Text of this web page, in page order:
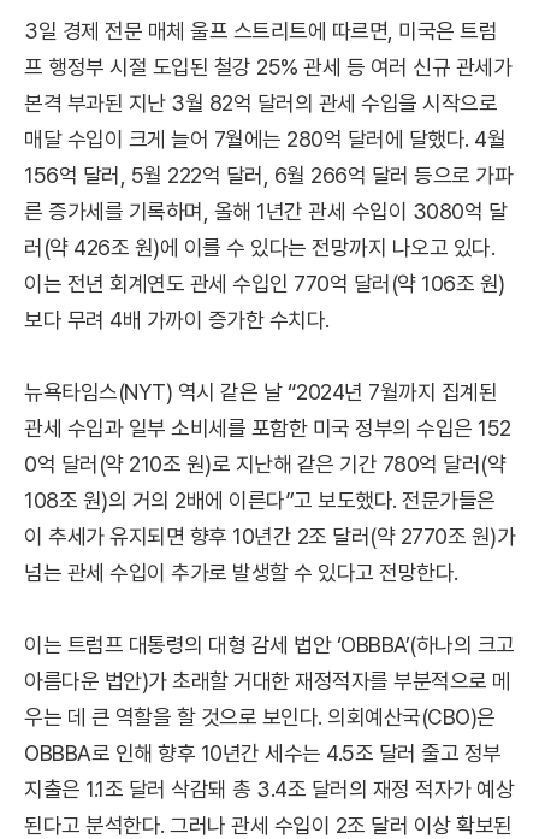
3일 경제 전문 매체 울프 스트리트에 따르면, 미국은 트럼
프 행정부 시절 도입된 철강 25% 관세 등 여러 신규 관세가
본격 부과된 지난 3월 82억 달러의 관세 수입을 시작으로
매달 수입이 크게 늘어 7월에는 280억 달러에 달했다. 4월
156억 달러, 5월 222억 달러, 6월 266억 달러 등으로 가파
른 증가세를 기록하며, 올해 1년간 관세 수입이 3080억 달
러(약 426조 원)에 이를 수 있다는 전망까지 나오고 있다.
이는 전년 회계연도 관세 수입인 770억 달러(약 106조 원)
보다 무려 4배 가까이 증가한 수치다.
뉴욕타임스(NYT) 역시 같은 날 “2024년 7월까지 집계된
관세 수입과 일부 소비세를 포함한 미국 정부의 수입은 152
0억 달러(약 210조 원)로 지난해 같은 기간 780억 달러(약
108조 원)의 거의 2배에 이른다”고 보도했다. 전문가들은
이 추세가 유지되면 향후 10년간 2조 달러(약 2770조 원)가
넘는 관세 수입이 추가로 발생할 수 있다고 전망한다.
이는 트럼프 대통령의 대형 감세 법안 ‘OBBBA’(하나의 크고
아름다운 법안)가 초래할 거대한 재정적자를 부분적으로 메
우는 데 큰 역할을 할 것으로 보인다. 의회예산국(CBO)은
OBBBA로 인해 향후 10년간 세수는 4.5조 달러 줄고 정부
지출은 1.1조 달러 삭감돼 총 3.4조 달러의 재정 적자가 예상
된다고 분석한다. 그러나 관세 수입이 2조 달러 이상 확보된